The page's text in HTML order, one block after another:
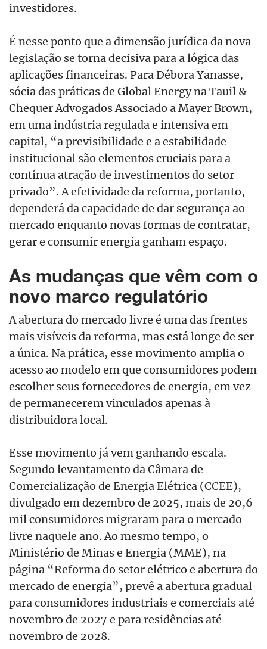
investidores.
É nesse ponto que a dimensão jurídica da nova
legislação se torna decisiva para a lógica das
aplicações financeiras. Para Débora Yanasse,
sócia das práticas de Global Energy na Tauil &
Chequer Advogados Associado a Mayer Brown,
em uma indústria regulada e intensiva em
capital, “a previsibilidade e a estabilidade
institucional são elementos cruciais para a
contínua atração de investimentos do setor
privado”. A efetividade da reforma, portanto,
dependerá da capacidade de dar segurança ao
mercado enquanto novas formas de contratar,
gerar e consumir energia ganham espaço.
As mudanças que vêm com o
novo marco regulatório
A abertura do mercado livre é uma das frentes
mais visíveis da reforma, mas está longe de ser
a única. Na prática, esse movimento amplia o
acesso ao modelo em que consumidores podem
escolher seus fornecedores de energia, em vez
de permanecerem vinculados apenas à
distribuidora local.
Esse movimento já vem ganhando escala.
Segundo levantamento da Câmara de
Comercialização de Energia Elétrica (CCEE),
divulgado em dezembro de 2025, mais de 20,6
mil consumidores migraram para o mercado
livre naquele ano. Ao mesmo tempo, o
Ministério de Minas e Energia (MME), na
página “Reforma do setor elétrico e abertura do
mercado de energia”, prevê a abertura gradual
para consumidores industriais e comerciais até
novembro de 2027 e para residências até
novembro de 2028.